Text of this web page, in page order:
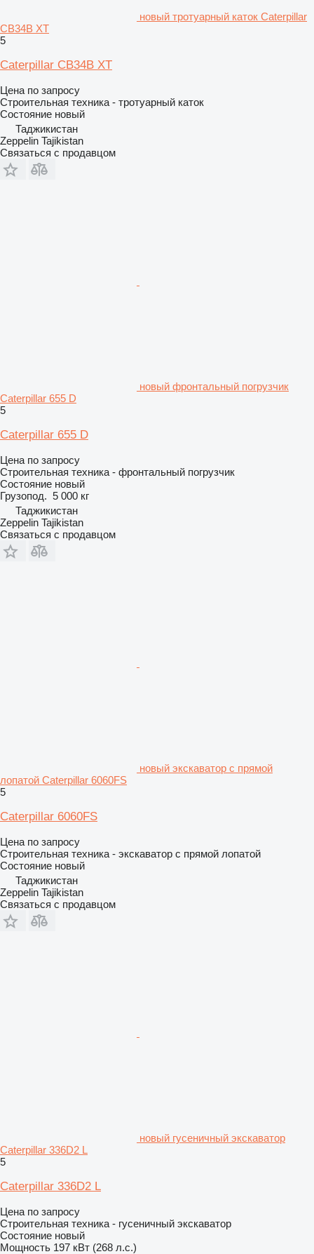
новый тротуарный каток Caterpillar
CB34B XT
5
Caterpillar CB34B XT
Цена по запросу
Строительная техника - тротуарный каток
Состояние новый
Таджикистан
Zeppelin Tajikistan
Связаться с продавцом
новый фронтальный погрузчик
Caterpillar 655 D
5
Caterpillar 655 D
Цена по запросу
Строительная техника - фронтальный погрузчик
Состояние новый
Грузопод. 5 000 кг
Таджикистан
Zeppelin Tajikistan
Связаться с продавцом
новый экскаватор с прямой
лопатой Caterpillar 6060FS
5
Caterpillar 6060FS
Цена по запросу
Строительная техника - экскаватор с прямой лопатой
Состояние новый
Таджикистан
Zeppelin Tajikistan
Связаться с продавцом
новый гусеничный экскаватор
Caterpillar 336D2 L
5
Caterpillar 336D2 L
Цена по запросу
Строительная техника - гусеничный экскаватор
Состояние новый
Мощность 197 кВт (268 л.с.)